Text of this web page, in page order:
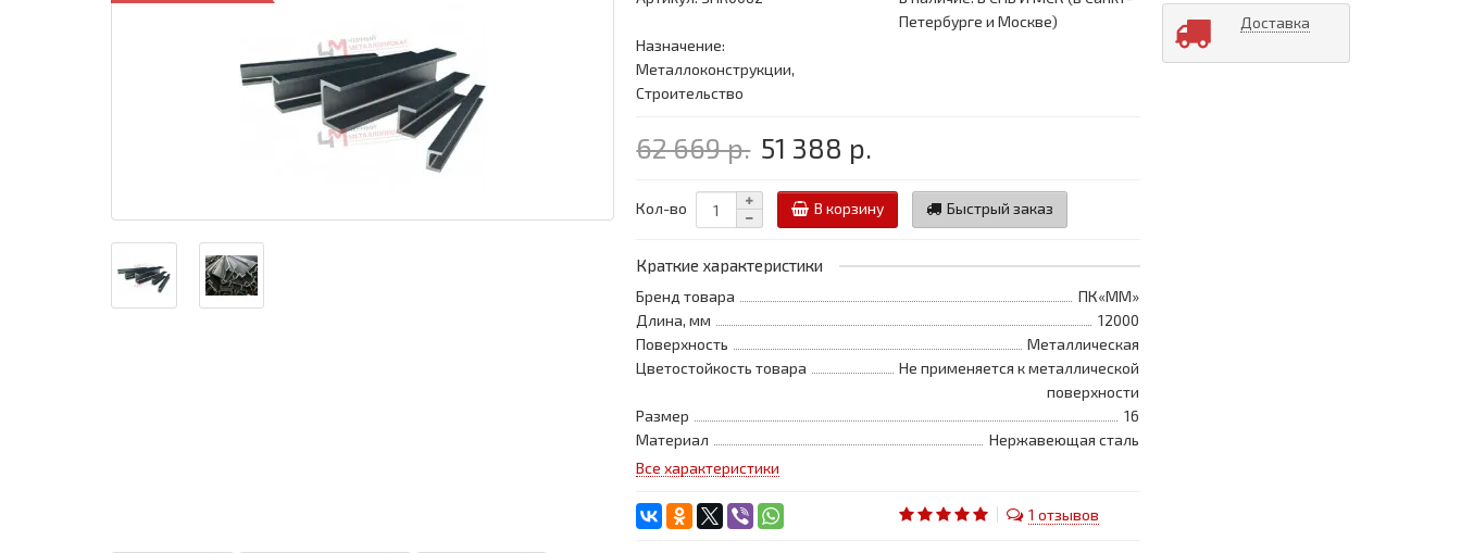
Петербурге и Москве)
Назначение:
Металлоконструкции,
Строительство
62 669 р. 51 388 р.
Кол-во В корзину Быстрый заказ
Краткие характеристики
Бренд товара
ПК«ММ»
Длина, мм
12000
Поверхность
Металлическая
Цветостойкость товара
Не применяется к металлической
поверхности
Размер
16
Материал
Нержавеющая сталь
Все характеристики
1 отзывов
Доставка